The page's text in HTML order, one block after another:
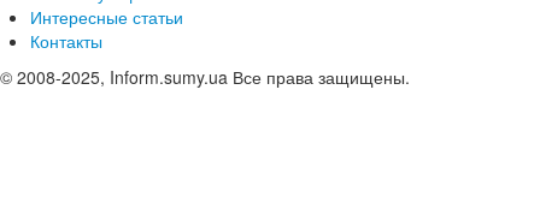
Интересные статьи
Контакты
© 2008-2025, Inform.sumy.ua Все права защищены.